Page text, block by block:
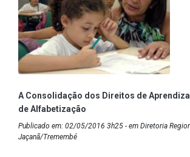
A Consolidação dos Direitos de
de Alfabetização
Publicado em: 02/05/2016 3h25 - em Diretoria
Jaçanã/Tremembé